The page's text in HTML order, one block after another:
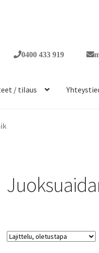
0400 433 919
/ tilaus